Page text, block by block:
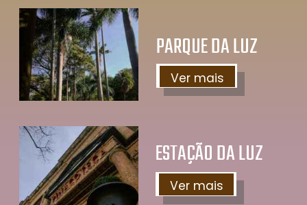
PARQUE DA LUZ
ESTAÇÃO DA LUZ
Ver mais
Ver mais